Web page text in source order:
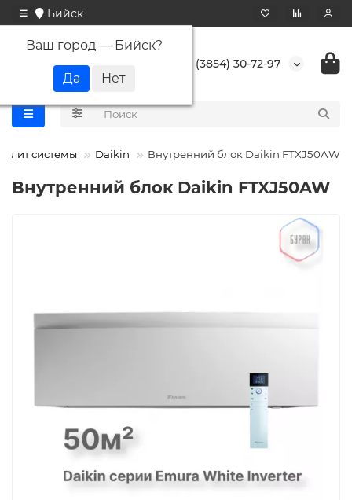
Бийск
Ваш город — Бийск?
+7 (3854) 30-72-97
системы Daikin Внутренний блок Daikin FTXJ50AW
Внутренний блок Daikin FTXJ50AW